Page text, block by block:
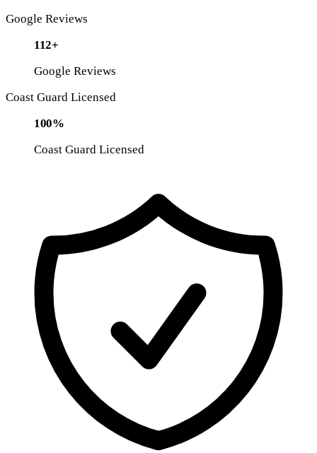
Google Reviews
112+
Google Reviews
Coast Guard Licensed
100%
Coast Guard Licensed